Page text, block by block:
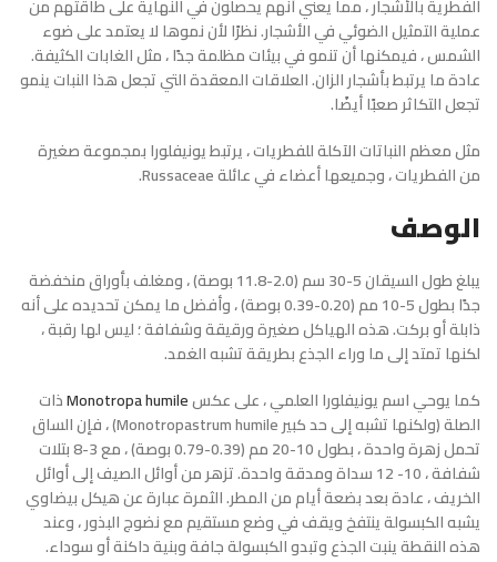
الفطرية بالأشجار ، مما يعني أنهم يحصلون في النهاية على طاقتهم من
عملية التمثيل الضوئي في الأشجار. نظرًا لأن نموها لا يعتمد على ضوء
الشمس ، فيمكنها أن تنمو في بيئات مظلمة جدًا ، مثل الغابات الكثيفة.
عادة ما يرتبط بأشجار الزان. العلاقات المعقدة التي تجعل هذا النبات ينمو
تجعل التكاثر صعبًا أيضًا.
مثل معظم النباتات الآكلة للفطريات ، يرتبط يونيفلورا بمجموعة صغيرة
من الفطريات ، وجميعها أعضاء في عائلة Russaceae.
الوصف
يبلغ طول السيقان 5-30 سم (2.0-11.8 بوصة) ، ومغلف بأوراق منخفضة
جدًا بطول 5-10 مم (0.20-0.39 بوصة) ، وأفضل ما يمكن تحديده على أنه
ذابلة أو بركت. هذه الهياكل صغيرة ورقيقة وشفافة ؛ ليس لها رقبة ،
لكنها تمتد إلى ما وراء الجذع بطريقة تشبه الغمد.
كما يوحي اسم يونيفلورا العلمي ، على عكسMonotropa humileذات
الصلة (ولكنها تشبه إلى حد كبير Monotropastrum humile) ، فإن الساق
تحمل زهرة واحدة ، بطول 10-20 مم (0.39-0.79 بوصة) ، مع 3-8 بتلات
شفافة ، 10- 12 سداة ومدقة واحدة. تزهر من أوائل الصيف إلى أوائل
الخريف ، عادة بعد بضعة أيام من المطر. الثمرة عبارة عن هيكل بيضاوي
يشبه الكبسولة ينتفخ ويقف في وضع مستقيم مع نضوج البذور ، وعند
هذه النقطة ينبت الجذع وتبدو الكبسولة جافة وبنية داكنة أو سوداء.